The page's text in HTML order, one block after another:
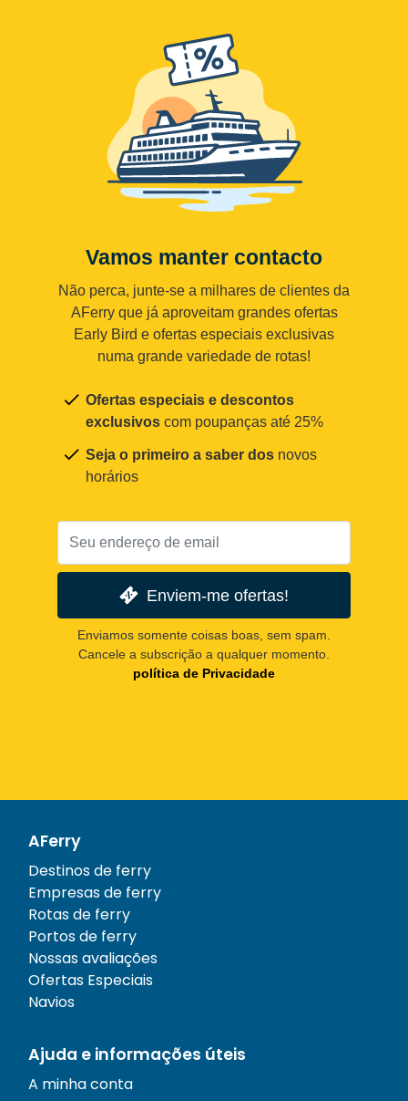
Vamos manter contacto
Não perca, junte-se a milhares de clientes da
AFerry que já aproveitam grandes ofertas
Early Bird e ofertas especiais exclusivas
numa grande variedade de rotas!
Ofertas especiais e descontos
exclusivos com poupanças até 25%
Seja o primeiro a saber dos novos
horários
Enviem-me ofertas!
Enviamos somente coisas boas, sem spam.
Cancele a subscrição a qualquer momento.
política de Privacidade
AFerry
Destinos de ferry
Empresas de ferry
Rotas de ferry
Portos de ferry
Nossas avaliações
Ofertas Especiais
Navios
Ajuda e informações úteis
A minha conta